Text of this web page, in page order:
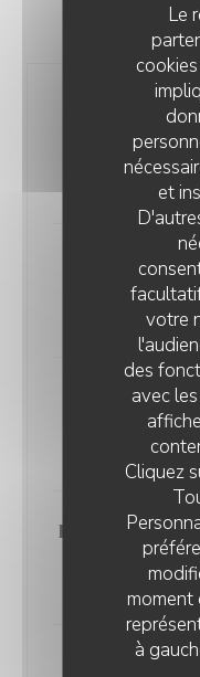
Le
et
votre
des
avec
Cliquez
moment
à
Haut
Jus de
Tartare de
Bavette de
Pavé de